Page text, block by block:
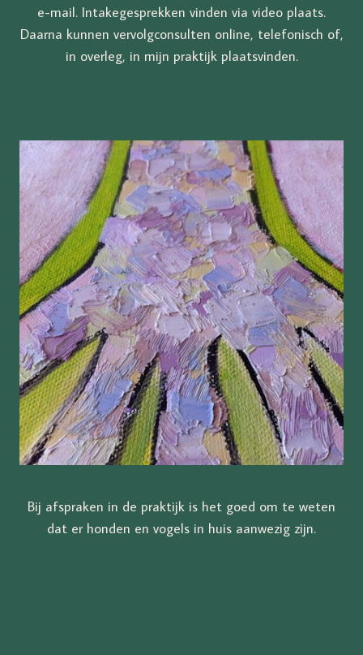
e-mail. Intakegesprekken vinden via video plaats.
Daarna kunnen vervolgconsulten online, telefonisch of,
in overleg, in mijn praktijk plaatsvinden.
Bij afspraken in de praktijk is het goed om te weten
dat er honden en vogels in huis aanwezig zijn.